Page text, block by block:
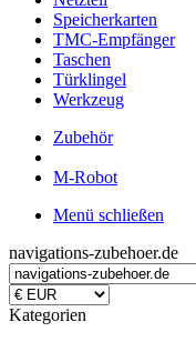
Speicherkarten
TMC-Empfänger
Taschen
Türklingel
Werkzeug
Zubehör
M-Robot
Menü schließen
navigations-zubehoer.de
Kategorien